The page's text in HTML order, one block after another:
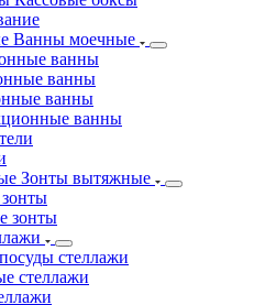
Ванны моечные
ванны
ванны
ванны
ванны
Зонты вытяжные
зонты
стеллажи
стеллажи